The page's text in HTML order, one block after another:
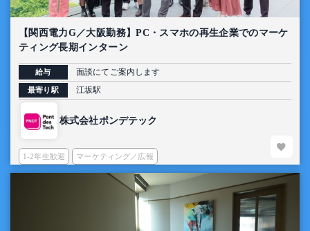
【関西電力G／大阪勤務】PC・スマホの再生企業でのマーケ
ティング長期インターン
給与 面談にてご案内します
最寄り駅 江坂駅
株式会社ポンデテック
1-2年生歓迎 マーケティング／広報